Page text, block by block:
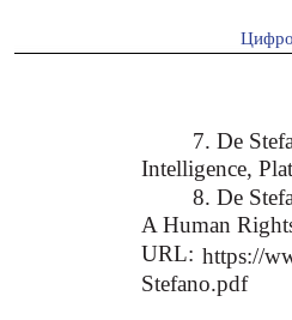
7. De
Intelligence,
8. De
A Human
URL: https://
Stefano.pdf